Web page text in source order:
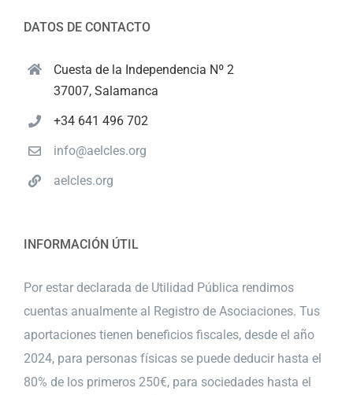
DATOS DE CONTACTO
Cuesta de la Independencia Nº 2
37007, Salamanca
+34 641 496 702
info@aelcles.org
aelcles.org
INFORMACIÓN ÚTIL
Por estar declarada de Utilidad Pública rendimos
cuentas anualmente al Registro de Asociaciones. Tus
aportaciones tienen beneficios fiscales, desde el año
2024, para personas físicas se puede deducir hasta el
80% de los primeros 250€, para sociedades hasta el